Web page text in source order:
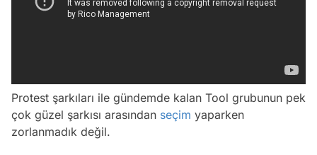
Protest şarkıları ile gündemde kalan Tool grubunun pek
çok güzel şarkısı arasından seçim yaparken
zorlanmadık değil.